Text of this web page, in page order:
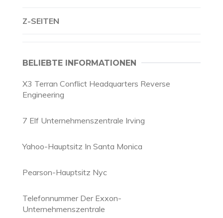
Z-SEITEN
BELIEBTE INFORMATIONEN
X3 Terran Conflict Headquarters Reverse
Engineering
7 Elf Unternehmenszentrale Irving
Yahoo-Hauptsitz In Santa Monica
Pearson-Hauptsitz Nyc
Telefonnummer Der Exxon-
Unternehmenszentrale